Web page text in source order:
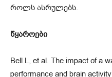
როლს ასრულებს.
წყაროები
Bell L, et al. The impact of a
performance and brain